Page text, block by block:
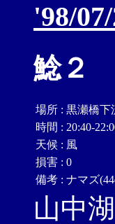
'98/
鯰２
場所 : 黒瀬橋下
時間 : 20:40-
天候 : 風
損害 : 0
備考 : ナマズ
山中